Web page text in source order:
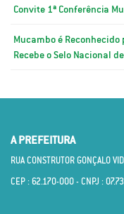
Convite 1ª Conferência
Mucambo é
Recebe o Selo Nacional
A PREFEITURA
RUA CONSTRUTOR GONÇALO
CEP : 62.170­-000 - CNPJ :